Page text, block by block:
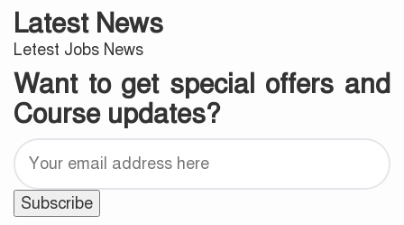
Latest News
Letest Jobs News
Want to get special offers and
Course updates?